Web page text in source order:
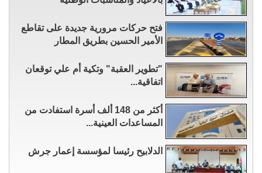
فتح حركات مرورية جديدة على تقاطع
الأمير الحسين بطريق المطار
"تطوير العقبة" وتكية أم علي توقعان
اتفاقية...
أكثر من 148 ألف أسرة استفادت من
المساعدات العينية...
الدلابيح رئيسا لمؤسسة إعمار جرش